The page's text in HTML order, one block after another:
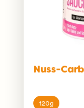
Nuss-
120g